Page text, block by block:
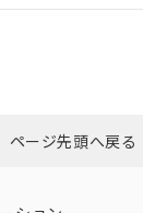
（アメリカ
ページ先頭へ戻る